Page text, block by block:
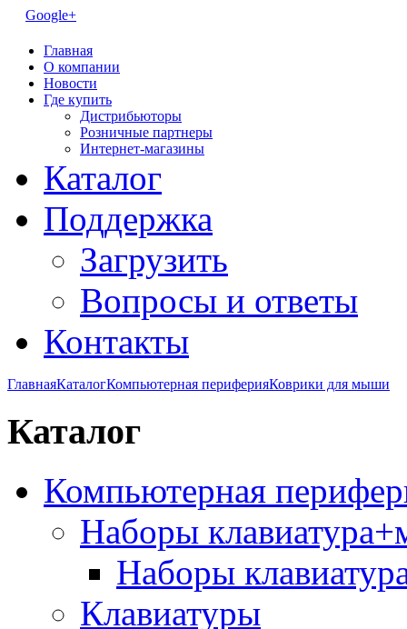
Google+
Главная
О компании
Новости
Где купить
Дистрибьюторы
Розничные партнеры
Интернет-магазины
Каталог
Поддержка
Загрузить
Вопросы и ответы
Контакты
ГлавнаяКаталогКомпьютерная периферияКоврики для мыши
Каталог
Компьютерная
Наборы
Наборы
Клавиатуры